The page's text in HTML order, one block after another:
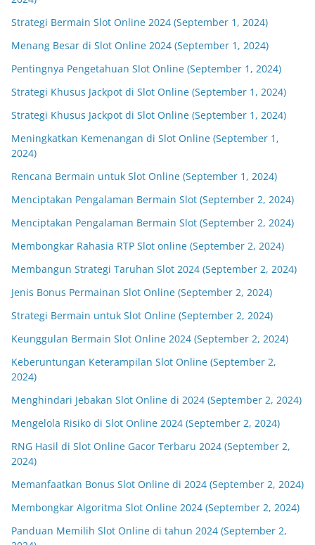
Strategi Bermain Slot Online 2024 (September 1, 2024)
Menang Besar di Slot Online 2024 (September 1, 2024)
Pentingnya Pengetahuan Slot Online (September 1, 2024)
Strategi Khusus Jackpot di Slot Online (September 1, 2024)
Strategi Khusus Jackpot di Slot Online (September 1, 2024)
Meningkatkan Kemenangan di Slot Online (September 1,
2024)
Rencana Bermain untuk Slot Online (September 1, 2024)
Menciptakan Pengalaman Bermain Slot (September 2, 2024)
Menciptakan Pengalaman Bermain Slot (September 2, 2024)
Membongkar Rahasia RTP Slot online (September 2, 2024)
Membangun Strategi Taruhan Slot 2024 (September 2, 2024)
Jenis Bonus Permainan Slot Online (September 2, 2024)
Strategi Bermain untuk Slot Online (September 2, 2024)
Keunggulan Bermain Slot Online 2024 (September 2, 2024)
Keberuntungan Keterampilan Slot Online (September 2,
2024)
Menghindari Jebakan Slot Online di 2024 (September 2, 2024)
Mengelola Risiko di Slot Online 2024 (September 2, 2024)
RNG Hasil di Slot Online Gacor Terbaru 2024 (September 2,
2024)
Memanfaatkan Bonus Slot Online di 2024 (September 2, 2024)
Membongkar Algoritma Slot Online 2024 (September 2, 2024)
Panduan Memilih Slot Online di tahun 2024 (September 2,